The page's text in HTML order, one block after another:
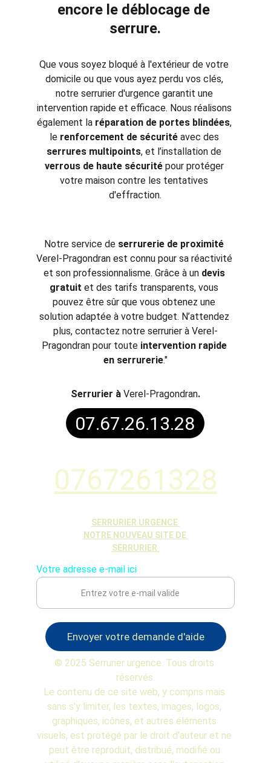
encore le déblocage de
serrure.
Que vous soyez bloqué à l'extérieur de votre
domicile ou que vous ayez perdu vos clés,
notre serrurier d'urgence garantit une
intervention rapide et efficace. Nous réalisons
également la réparation de portes blindées,
le renforcement de sécurité avec des
serrures multipoints, et l’installation de
verrous de haute sécurité pour protéger
votre maison contre les tentatives
d'effraction.
Notre service de serrurerie de proximité
Verel-Pragondran est connu pour sa réactivité
et son professionnalisme. Grâce à un devis
gratuit et des tarifs transparents, vous
pouvez être sûr que vous obtenez une
solution adaptée à votre budget. N’attendez
plus, contactez notre serrurier à Verel-
Pragondran pour toute intervention rapide
en serrurerie."
Serrurier à Verel-Pragondran.
07.67.26.13.28
SERRURIER URGENCE
NOTRE NOUVEAU SITE DE
SERRURIER
0767261328
Votre adresse e-mail ici
Envoyer votre demande d'aide
© 2025 Serrurier urgence. Tous droits
réservés.
Le contenu de ce site web, y compris mais
sans s'y limiter, les textes, images, logos,
graphiques, icônes, et autres éléments
visuels, est protégé par le droit d'auteur et ne
peut être reproduit, distribué, modifié ou